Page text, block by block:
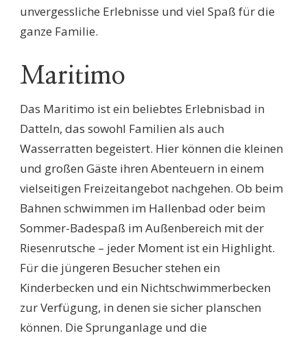
unvergessliche Erlebnisse und viel Spaß für die
ganze Familie.
Maritimo
Das Maritimo ist ein beliebtes Erlebnisbad in
Datteln, das sowohl Familien als auch
Wasserratten begeistert. Hier können die kleinen
und großen Gäste ihren Abenteuern in einem
vielseitigen Freizeitangebot nachgehen. Ob beim
Bahnen schwimmen im Hallenbad oder beim
Sommer-Badespaß im Außenbereich mit der
Riesenrutsche – jeder Moment ist ein Highlight.
Für die jüngeren Besucher stehen ein
Kinderbecken und ein Nichtschwimmerbecken
zur Verfügung, in denen sie sicher planschen
können. Die Sprunganlage und die